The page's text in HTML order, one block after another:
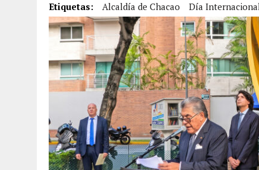
6 AGOSTO, 2026 | CONMOCIÓN EN COLORADO POR
5 AGOSTO, 2026 | PRESUNTO BROTE PSICÓTICO POR FALTA
Etiquetas: Alcaldía de Chacao Día